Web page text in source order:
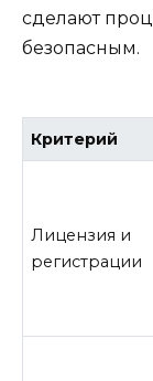
сделают
безопасным.
Критерий
Лицензия и
регистрации